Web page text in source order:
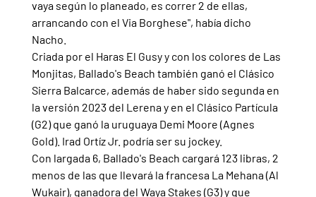
vaya según lo planeado, es correr 2 de ellas,
arrancando con el Via Borghese", había dicho
Nacho.
Criada por el Haras El Gusy y con los colores de Las
Monjitas, Ballado's Beach también ganó el Clásico
Sierra Balcarce, además de haber sido segunda en
la versión 2023 del Lerena y en el Clásico Partícula
(G2) que ganó la uruguaya Demi Moore (Agnes
Gold). Irad Ortíz Jr. podría ser su jockey.
Con largada 6, Ballado's Beach cargará 123 libras, 2
menos de las que llevará la francesa La Mehana (Al
Wukair), ganadora del Waya Stakes (G3) y que